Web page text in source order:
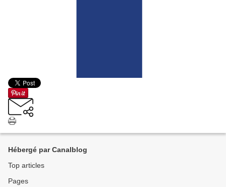
Hébergé par Canalblog
Top articles
Pages